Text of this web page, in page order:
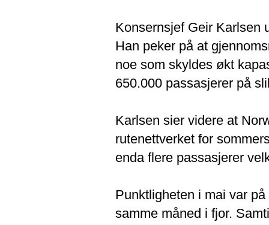
Konsernsjef Geir Karlsen
Han peker på at
noe som skyldes økt
650.000 passasjerer på
Karlsen sier videre at
rutenettverket for
enda flere passasjerer
Punktligheten i mai var
samme måned i fjor.